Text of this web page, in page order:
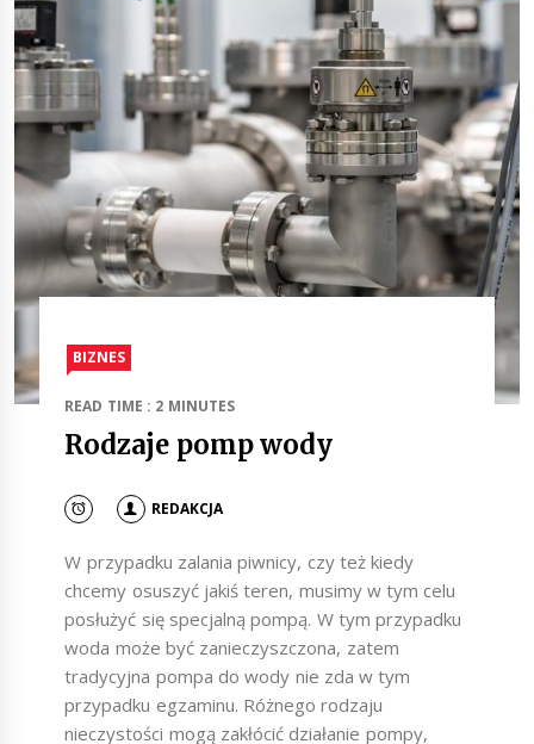
BIZNES
READ TIME : 2 MINUTES
Rodzaje pomp wody
REDAKCJA
W przypadku zalania piwnicy, czy też kiedy
chcemy osuszyć jakiś teren, musimy w tym celu
posłużyć się specjalną pompą. W tym przypadku
woda może być zanieczyszczona, zatem
tradycyjna pompa do wody nie zda w tym
przypadku egzaminu. Różnego rodzaju
nieczystości mogą zakłócić działanie pompy,